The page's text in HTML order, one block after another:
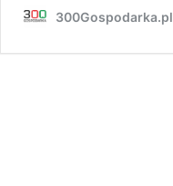
300Gospodarka.pl